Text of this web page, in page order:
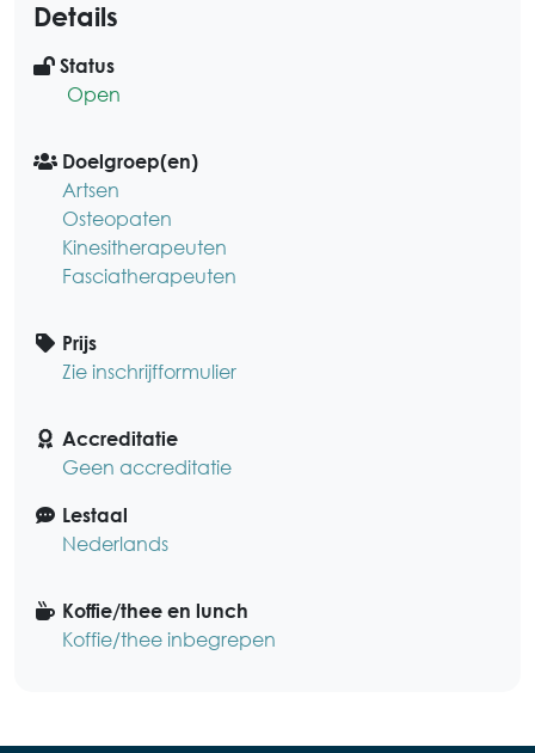
Details
Status
Open
Doelgroep(en)
Artsen
Osteopaten
Kinesitherapeuten
Fasciatherapeuten
Prijs
Zie inschrijfformulier
Accreditatie
Geen accreditatie
Lestaal
Nederlands
Koffie/thee en lunch
Koffie/thee inbegrepen